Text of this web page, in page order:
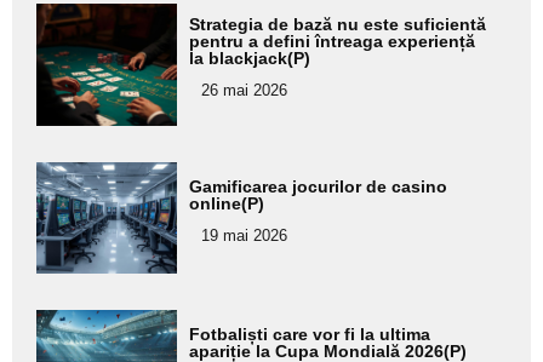
Adaugă
aici textul
pentru
subtitlu
Strategia de bază nu este suficientă
pentru a defini întreaga experiență
la blackjack(P)
26 mai 2026
Adaugă
aici textul
pentru
subtitlu
Gamificarea jocurilor de casino
online(P)
19 mai 2026
Adaugă
aici textul
Fotbaliști care vor fi la ultima
apariție la Cupa Mondială 2026(P)